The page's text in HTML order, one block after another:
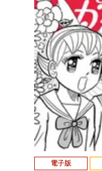
電子版